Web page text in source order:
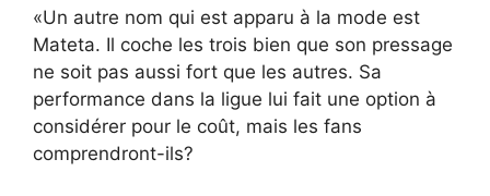
«Un autre nom qui est apparu à la mode est
Mateta. Il coche les trois bien que son pressage
ne soit pas aussi fort que les autres. Sa
performance dans la ligue lui fait une option à
considérer pour le coût, mais les fans
comprendront-ils?